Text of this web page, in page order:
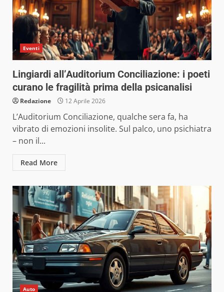
Eventi
Lingiardi all’Auditorium Conciliazione: i poeti
curano le fragilità prima della psicanalisi
Redazione 12 Aprile 2026
L’Auditorium Conciliazione, qualche sera fa, ha
vibrato di emozioni insolite. Sul palco, uno psichiatra
– non il...
Read More
Auto